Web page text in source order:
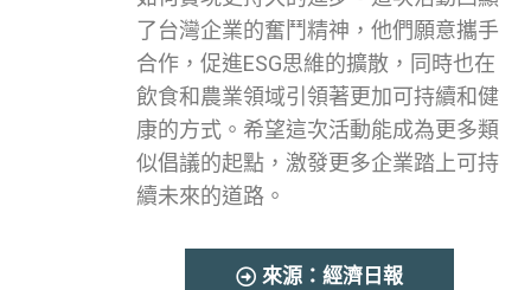
了台灣企業的奮鬥精神，他們願意攜手
合作，促進ESG思維的擴散，同時也在
飲食和農業領域引領著更加可持續和健
康的方式。希望這次活動能成為更多類
似倡議的起點，激發更多企業踏上可持
續未來的道路。
來源：經濟日報